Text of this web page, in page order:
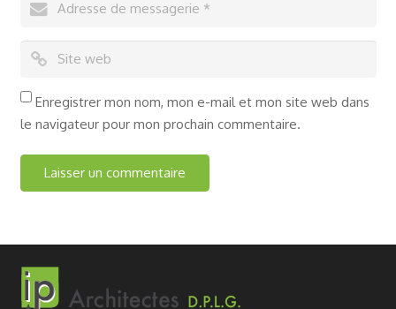
Enregistrer mon nom, mon e-mail et mon site web dans
le navigateur pour mon prochain commentaire.